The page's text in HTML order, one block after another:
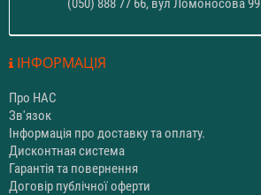
(050) 888 77 66, вул Ломоносова 99
ІНФОРМАЦІЯ
Про НАС
Зв'язок
Інформація про доставку та оплату.
Дисконтная система
Гарантія та повернення
Договір публічної оферти